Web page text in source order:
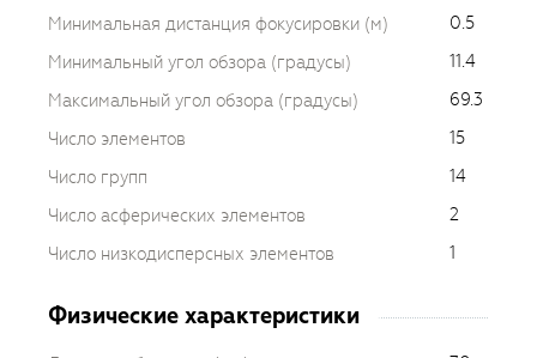
Минимальная дистанция фокусировки (м)
0.5
Минимальный угол обзора (градусы)
11.4
Максимальный угол обзора (градусы)
69.3
Число элементов
15
Число групп
14
Число асферических элементов
2
Число низкодисперсных элементов
1
Физические характеристики